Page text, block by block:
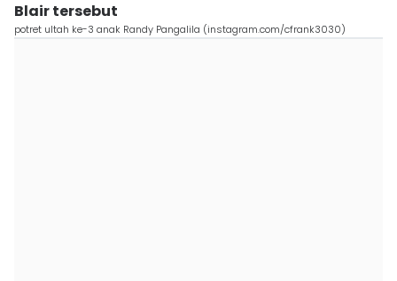
Blair tersebut
potret ultah ke-3 anak Randy Pangalila (instagram.com/cfrank3030)